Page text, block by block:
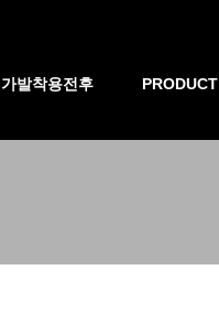
가발착용전후 PRODUCT